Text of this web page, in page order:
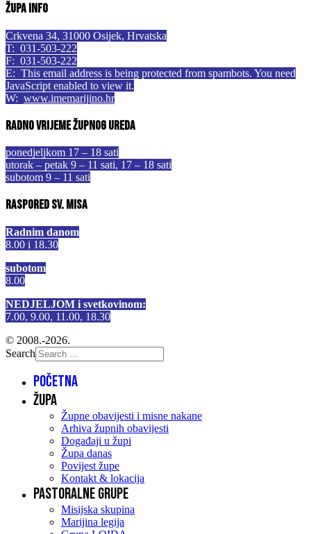
Župa info
Crkvena 34, 31000 Osijek, Hrvatska
T: 031-503-222
F: 031-503-222
E: This email address is being protected from spambots. You need
JavaScript enabled to view it.
W: www.imemarijino.hr
Radno vrijeme župnog ureda
ponedjeljkom 17 – 18 sati
utorak – petak 9 – 11 sati, 17 – 18 sati
subotom 9 – 11 sati
Raspored sv. misa
Radnim danom
8.00 i 18.30
subotom
8.00
NEDJELJOM i svetkovinom:
7.00, 9.00, 11.00, 18.30
© 2008.-2026.
Search
Početna
Župa
Župne obavijesti i misne nakane
Arhiva župnih obavijesti
Događaji u župi
Župa danas
Povijest župe
Kontakt & lokacija
Pastoralne grupe
Misijska skupina
Marijina legija